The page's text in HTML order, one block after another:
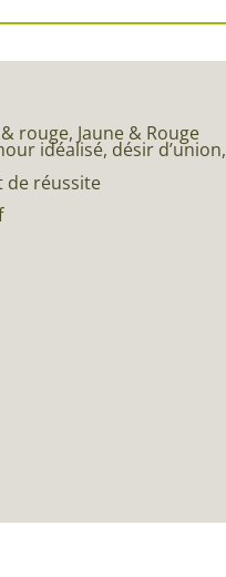
rouge, Jaune & Rouge
idéalisé, désir d’union,
de réussite